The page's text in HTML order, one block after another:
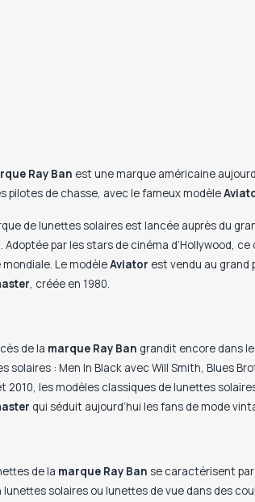
Ray Ban est une marque américaine
pilotes de chasse, avec le fameux modèle
de lunettes solaires est lancée auprès du
Adoptée par les stars de cinéma d’Hollywood,
mondiale. Le modèleAviator est vendu au grand
, créée en 1980.
de la marque Ray Ban grandit encore dans
solaires : Men In Black avec Will Smith, Blues
2010, les modèles classiques de lunettes
qui séduit aujourd’hui les fans de mode
de la marque Ray Ban se caractérisent
lunettes solaires ou lunettes de vue dans des